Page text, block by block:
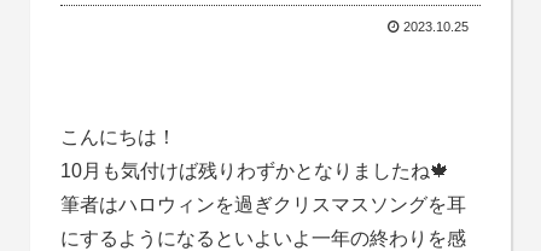
2023.10.25
こんにちは！
10月も気付けば残りわずかとなりましたね🍁
筆者はハロウィンを過ぎクリスマスソングを耳
にするようになるといよいよ一年の終わりを感